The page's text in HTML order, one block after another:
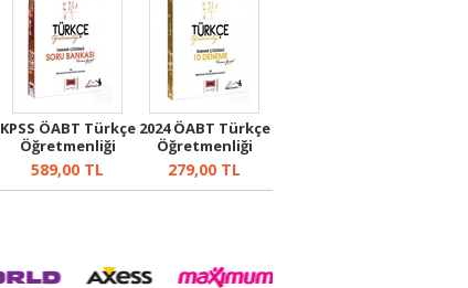
KPSS ÖABT Türkçe
Öğretmenliği
Tamamı Çöz...
589,00 TL
2024 ÖABT Türkçe
Öğretmenliği
Tamamı Çöz...
279,00 TL